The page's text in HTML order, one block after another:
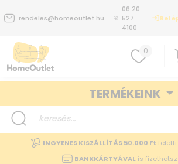
rendeles@homeoutlet.hu
06 20
527
4100
0
TERMÉKEINK
INGYENES KISZÁLLÍTÁS 50.000 Ft
BANKKÁRTYÁVALis fizethetsz